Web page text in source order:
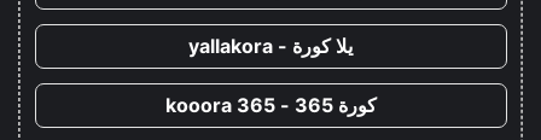
يلا كورة - yallakora
كورة 365 - kooora 365